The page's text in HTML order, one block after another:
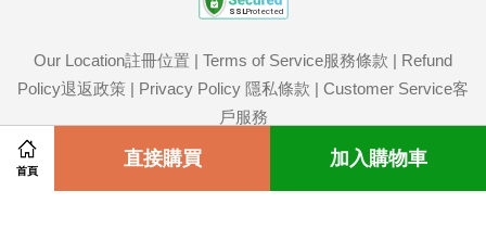
首頁
直接購買 加入購物車
Our Location註冊位置 | Terms of Service服務條款 | Refund
Policy退返政策 | Privacy Policy 隱私條款 | Customer Service客
戶服務
Share on Facebook Share on Twitter